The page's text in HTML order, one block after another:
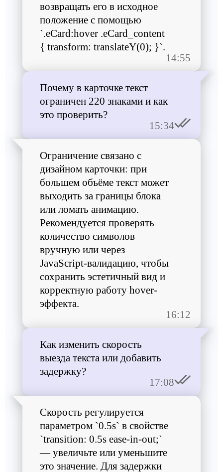
возвращать его в исходное
положение с помощью
`.eCard:hover .eCard_content
{ transform: translateY(0); }`.
14:55
Почему в карточке текст
ограничен 220 знаками и как
это проверить?
15:34
Ограничение связано с
дизайном карточки: при
большем объёме текст может
выходить за границы блока
или ломать анимацию.
Рекомендуется проверять
количество символов
вручную или через
JavaScript-валидацию, чтобы
сохранить эстетичный вид и
корректную работу hover-
эффекта.
16:12
Как изменить скорость
выезда текста или добавить
задержку?
17:08
Скорость регулируется
параметром `0.5s` в свойстве
`transition: 0.5s ease-in-out;`
— увеличьте или уменьшите
это значение. Для задержки